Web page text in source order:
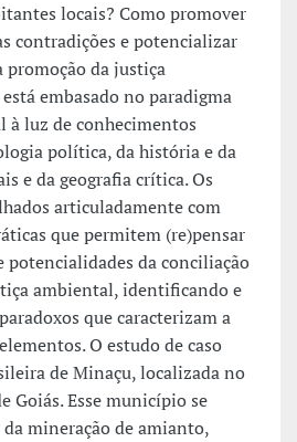
locais? Como promover
contradições e potencializar
promoção da justiça
embasado no paradigma
à luz de conhecimentos
política, da história e da
e da geografia crítica. Os
articuladamente com
que permitem (re)pensar
potencialidades da conciliação
ambiental, identificando e
que caracterizam a
O estudo de caso
de Minaçu, localizada no
Goiás. Esse município se
mineração de amianto,